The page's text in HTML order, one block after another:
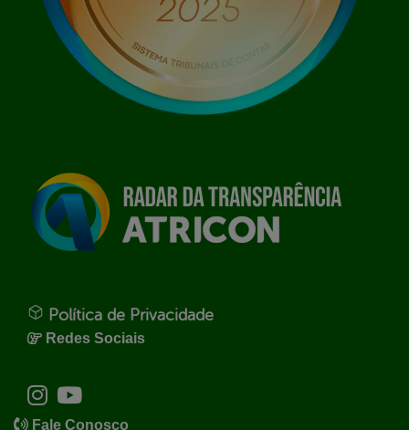
Política de Privacidade
Redes Sociais
Fale Conosco